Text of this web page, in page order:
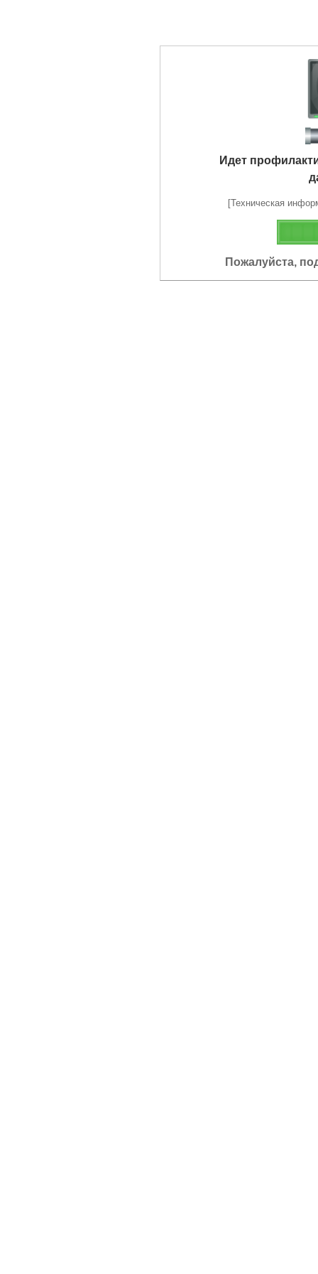
Идет
[Техническая
Пожалуйста,